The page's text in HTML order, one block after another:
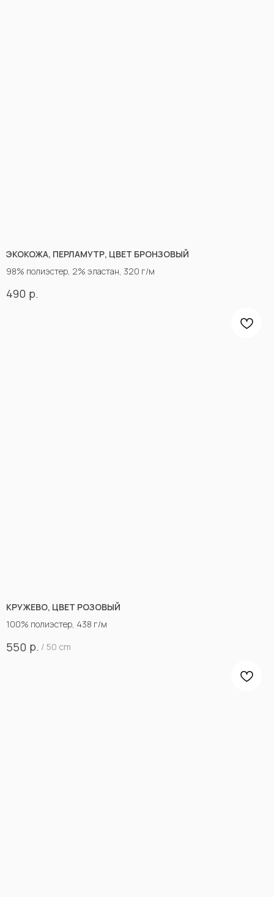
ЭКОКОЖА, ПЕРЛАМУТР, ЦВЕТ БРОНЗОВЫЙ
98% полиэстер, 2% эластан, 320 г/м
490 р.
КРУЖЕВО, ЦВЕТ РОЗОВЫЙ
100% полиэстер, 438 г/м
550 р. / 50 cm